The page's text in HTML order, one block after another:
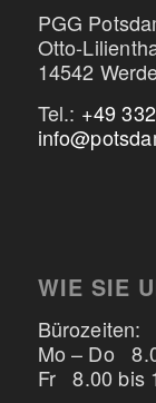
PGG
Otto-
14542
Tel.: +49
WIE SIE
Bürozeiten:
Mo – Do
Fr 8.00 bis